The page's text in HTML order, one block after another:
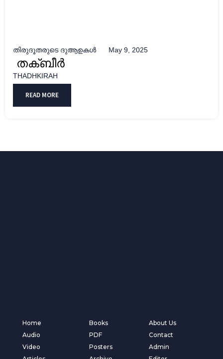
തിരുദൂതരുടെ ദുആഉകൾ May 9, 2025
തക്ബീർ
THADHKIRAH
READ MORE
Home
Audio
Video
Books
PDF
Posters
About Us
Contact
Admin